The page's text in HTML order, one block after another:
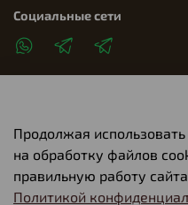
Клиентам
О компании
Социальные сети
Продолжая
на обработку файлов
правильную работу
Политикой